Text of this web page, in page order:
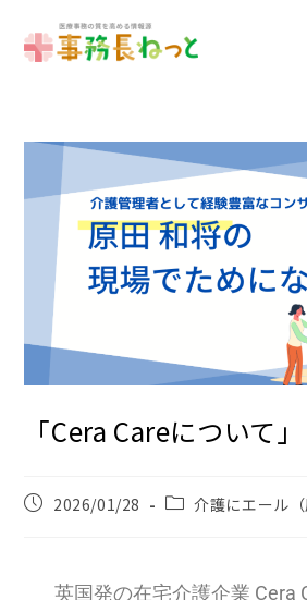
「Cera Careについて」
2026/01/28 介護にエール（
英国発の在宅介護企業 Cera